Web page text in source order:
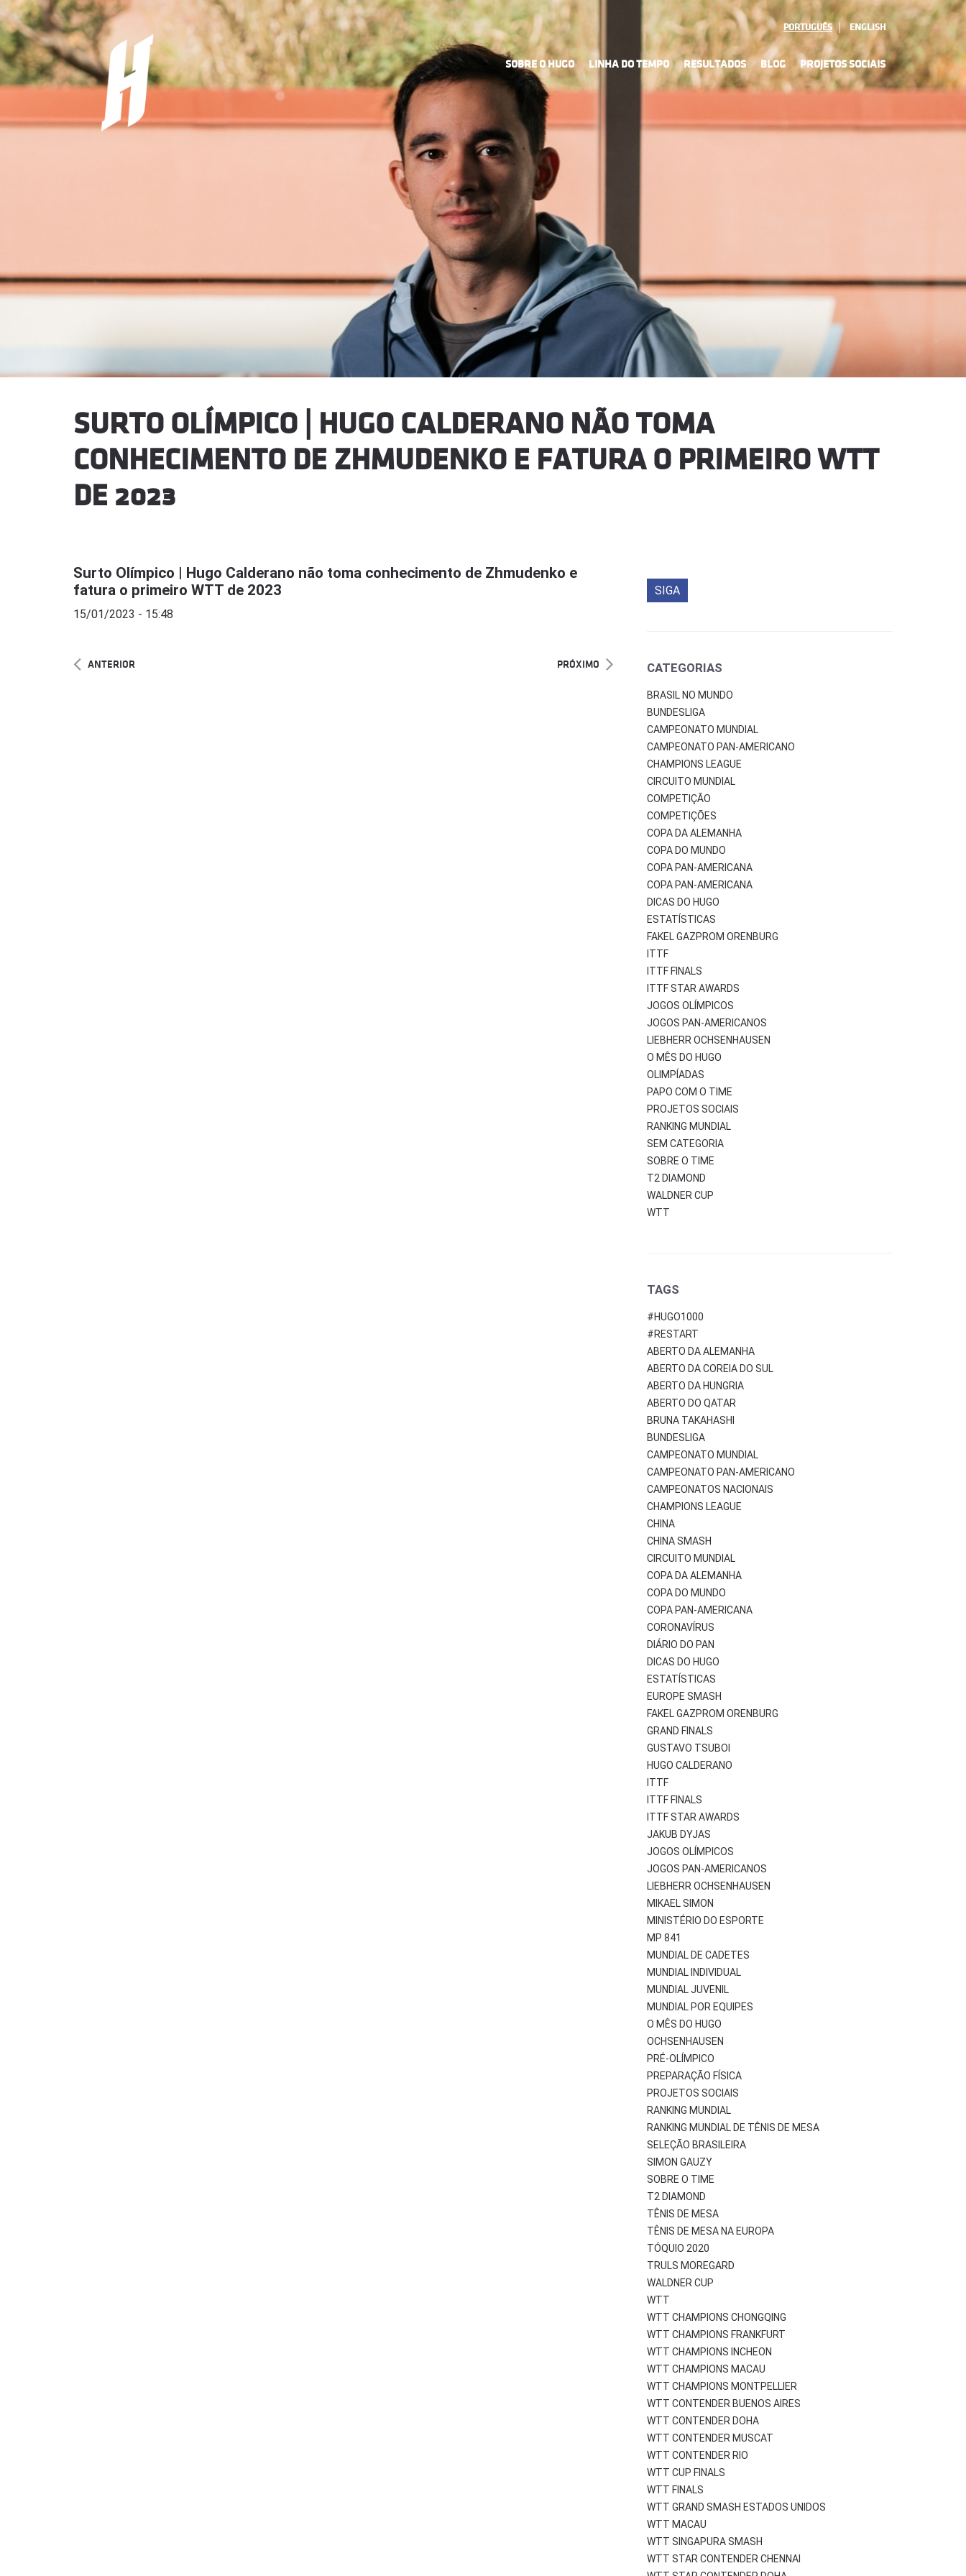
PORTUGUÊS ENGLISH
SOBRE O HUGO LINHA DO TEMPO RESULTADOS BLOG PROJETOS SOCIAIS
SURTO OLÍMPICO | HUGO CALDERANO NÃO TOMA
CONHECIMENTO DE ZHMUDENKO E FATURA O PRIMEIRO WTT
DE 2023
Surto Olímpico | Hugo Calderano não toma conhecimento de Zhmudenko e
fatura o primeiro WTT de 2023
15/01/2023 - 15:48
ANTERIOR PRÓXIMO
SIGA
CATEGORIAS
BRASIL NO MUNDO
BUNDESLIGA
CAMPEONATO MUNDIAL
CAMPEONATO PAN-AMERICANO
CHAMPIONS LEAGUE
CIRCUITO MUNDIAL
COMPETIÇÃO
COMPETIÇÕES
COPA DA ALEMANHA
COPA DO MUNDO
COPA PAN-AMERICANA
COPA PAN-AMERICANA
DICAS DO HUGO
ESTATÍSTICAS
FAKEL GAZPROM ORENBURG
ITTF
ITTF FINALS
ITTF STAR AWARDS
JOGOS OLÍMPICOS
JOGOS PAN-AMERICANOS
LIEBHERR OCHSENHAUSEN
O MÊS DO HUGO
OLIMPÍADAS
PAPO COM O TIME
PROJETOS SOCIAIS
RANKING MUNDIAL
SEM CATEGORIA
SOBRE O TIME
T2 DIAMOND
WALDNER CUP
WTT
TAGS
#HUGO1000
#RESTART
ABERTO DA ALEMANHA
ABERTO DA COREIA DO SUL
ABERTO DA HUNGRIA
ABERTO DO QATAR
BRUNA TAKAHASHI
BUNDESLIGA
CAMPEONATO MUNDIAL
CAMPEONATO PAN-AMERICANO
CAMPEONATOS NACIONAIS
CHAMPIONS LEAGUE
CHINA
CHINA SMASH
CIRCUITO MUNDIAL
COPA DA ALEMANHA
COPA DO MUNDO
COPA PAN-AMERICANA
CORONAVÍRUS
DIÁRIO DO PAN
DICAS DO HUGO
ESTATÍSTICAS
EUROPE SMASH
FAKEL GAZPROM ORENBURG
GRAND FINALS
GUSTAVO TSUBOI
HUGO CALDERANO
ITTF
ITTF FINALS
ITTF STAR AWARDS
JAKUB DYJAS
JOGOS OLÍMPICOS
JOGOS PAN-AMERICANOS
LIEBHERR OCHSENHAUSEN
MIKAEL SIMON
MINISTÉRIO DO ESPORTE
MP 841
MUNDIAL DE CADETES
MUNDIAL INDIVIDUAL
MUNDIAL JUVENIL
MUNDIAL POR EQUIPES
O MÊS DO HUGO
OCHSENHAUSEN
PRÉ-OLÍMPICO
PREPARAÇÃO FÍSICA
PROJETOS SOCIAIS
RANKING MUNDIAL
RANKING MUNDIAL DE TÊNIS DE MESA
SELEÇÃO BRASILEIRA
SIMON GAUZY
SOBRE O TIME
T2 DIAMOND
TÊNIS DE MESA
TÊNIS DE MESA NA EUROPA
TÓQUIO 2020
TRULS MOREGARD
WALDNER CUP
WTT
WTT CHAMPIONS CHONGQING
WTT CHAMPIONS FRANKFURT
WTT CHAMPIONS INCHEON
WTT CHAMPIONS MACAU
WTT CHAMPIONS MONTPELLIER
WTT CONTENDER BUENOS AIRES
WTT CONTENDER DOHA
WTT CONTENDER MUSCAT
WTT CONTENDER RIO
WTT CUP FINALS
WTT FINALS
WTT GRAND SMASH ESTADOS UNIDOS
WTT MACAU
WTT SINGAPURA SMASH
WTT STAR CONTENDER CHENNAI